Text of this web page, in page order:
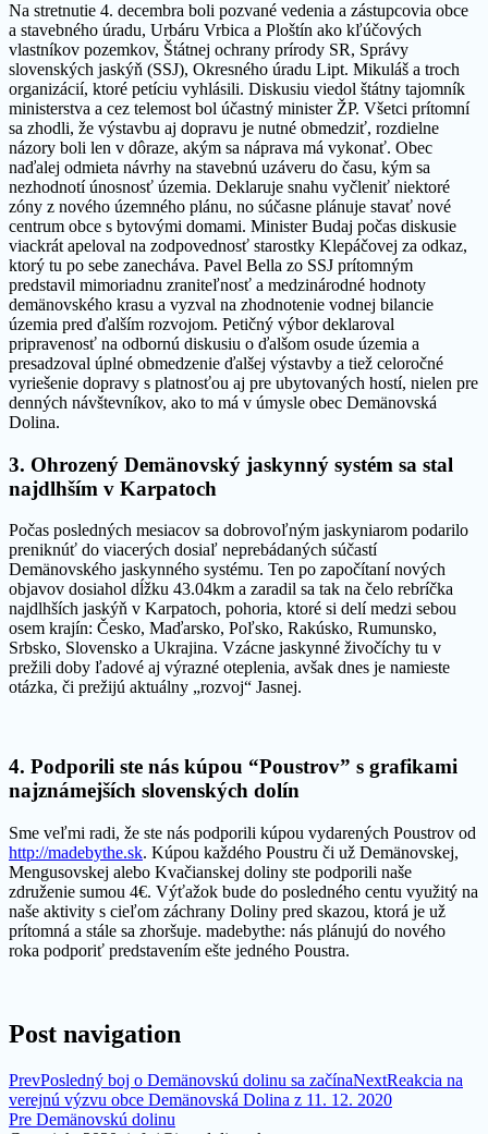
Na stretnutie 4. decembra boli pozvané vedenia a zástupcovia obce
a stavebného úradu, Urbáru Vrbica a Ploštín ako kľúčových
vlastníkov pozemkov, Štátnej ochrany prírody SR, Správy
slovenských jaskýň (SSJ), Okresného úradu Lipt. Mikuláš a troch
organizácií, ktoré petíciu vyhlásili. Diskusiu viedol štátny tajomník
ministerstva a cez telemost bol účastný minister ŽP. Všetci prítomní
sa zhodli, že výstavbu aj dopravu je nutné obmedziť, rozdielne
názory boli len v dôraze, akým sa náprava má vykonať. Obec
naďalej odmieta návrhy na stavebnú uzáveru do času, kým sa
nezhodnotí únosnosť územia. Deklaruje snahu vyčleniť niektoré
zóny z nového územného plánu, no súčasne plánuje stavať nové
centrum obce s bytovými domami. Minister Budaj počas diskusie
viackrát apeloval na zodpovednosť starostky Klepáčovej za odkaz,
ktorý tu po sebe zanecháva. Pavel Bella zo SSJ prítomným
predstavil mimoriadnu zraniteľnosť a medzinárodné hodnoty
demänovského krasu a vyzval na zhodnotenie vodnej bilancie
územia pred ďalším rozvojom. Petičný výbor deklaroval
pripravenosť na odbornú diskusiu o ďalšom osude územia a
presadzoval úplné obmedzenie ďalšej výstavby a tiež celoročné
vyriešenie dopravy s platnosťou aj pre ubytovaných hostí, nielen pre
denných návštevníkov, ako to má v úmysle obec Demänovská
Dolina.
3. Ohrozený Demänovský jaskynný systém sa stal
najdlhším v Karpatoch
Počas posledných mesiacov sa dobrovoľným jaskyniarom podarilo
preniknúť do viacerých dosiaľ neprebádaných súčastí
Demänovského jaskynného systému. Ten po započítaní nových
objavov dosiahol dĺžku 43.04km a zaradil sa tak na čelo rebríčka
najdlhších jaskýň v Karpatoch, pohoria, ktoré si delí medzi sebou
osem krajín: Česko, Maďarsko, Poľsko, Rakúsko, Rumunsko,
Srbsko, Slovensko a Ukrajina. Vzácne jaskynné živočíchy tu v
prežili doby ľadové aj výrazné oteplenia, avšak dnes je namieste
otázka, či prežijú aktuálny „rozvoj“ Jasnej.
4. Podporili ste nás kúpou “Poustrov” s grafikami
najznámejších slovenských dolín
Sme veľmi radi, že ste nás podporili kúpou vydarených Poustrov od
http://madebythe.sk. Kúpou každého Poustru či už Demänovskej,
Mengusovskej alebo Kvačianskej doliny ste podporili naše
združenie sumou 4€. Výťažok bude do posledného centu využitý na
naše aktivity s cieľom záchrany Doliny pred skazou, ktorá je už
prítomná a stále sa zhoršuje. madebythe: nás plánujú do nového
roka podporiť predstavením ešte jedného Poustra.
Post navigation
PrevPosledný boj o Demänovskú dolinu sa začínaNextReakcia na
verejnú výzvu obce Demänovská Dolina z 11. 12. 2020
Pre Demänovskú dolinu